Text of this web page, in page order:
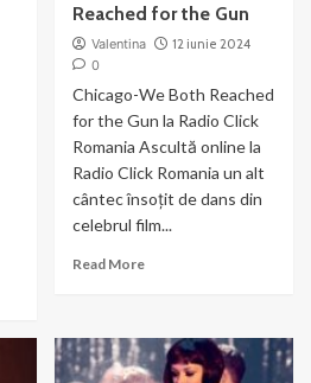
Reached for the Gun
Valentina
12 iunie 2024
0
Chicago-We Both Reached
for the Gun la Radio Click
Romania Ascultă online la
Radio Click Romania un alt
cântec însoțit de dans din
celebrul film...
Read MoreRead
We
Both